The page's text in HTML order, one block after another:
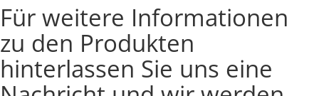
Für weitere Informationen
zu den Produkten
hinterlassen Sie uns eine